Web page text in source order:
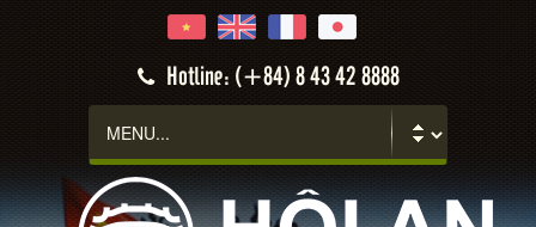
Hotline: (+84) 8 43 42 8888